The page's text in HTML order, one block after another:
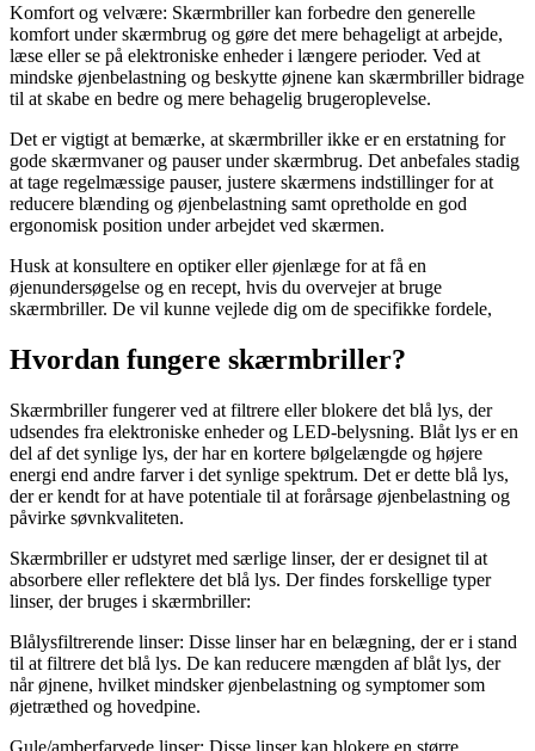
Komfort og velvære: Skærmbriller kan forbedre den generelle
komfort under skærmbrug og gøre det mere behageligt at arbejde,
læse eller se på elektroniske enheder i længere perioder. Ved at
mindske øjenbelastning og beskytte øjnene kan skærmbriller bidrage
til at skabe en bedre og mere behagelig brugeroplevelse.
Det er vigtigt at bemærke, at skærmbriller ikke er en erstatning for
gode skærmvaner og pauser under skærmbrug. Det anbefales stadig
at tage regelmæssige pauser, justere skærmens indstillinger for at
reducere blænding og øjenbelastning samt opretholde en god
ergonomisk position under arbejdet ved skærmen.
Husk at konsultere en optiker eller øjenlæge for at få en
øjenundersøgelse og en recept, hvis du overvejer at bruge
skærmbriller. De vil kunne vejlede dig om de specifikke fordele,
Hvordan fungere skærmbriller?
Skærmbriller fungerer ved at filtrere eller blokere det blå lys, der
udsendes fra elektroniske enheder og LED-belysning. Blåt lys er en
del af det synlige lys, der har en kortere bølgelængde og højere
energi end andre farver i det synlige spektrum. Det er dette blå lys,
der er kendt for at have potentiale til at forårsage øjenbelastning og
påvirke søvnkvaliteten.
Skærmbriller er udstyret med særlige linser, der er designet til at
absorbere eller reflektere det blå lys. Der findes forskellige typer
linser, der bruges i skærmbriller:
Blålysfiltrerende linser: Disse linser har en belægning, der er i stand
til at filtrere det blå lys. De kan reducere mængden af blåt lys, der
når øjnene, hvilket mindsker øjenbelastning og symptomer som
øjetræthed og hovedpine.
Gule/amberfarvede linser: Disse linser kan blokere en større